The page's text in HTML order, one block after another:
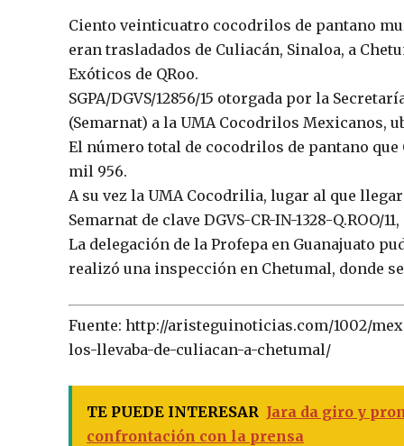
Ciento veinticuatro cocodrilos de pantano
eran trasladados de Culiacán, Sinaloa, a
Exóticos de QRoo.
SGPA/DGVS/12856/15 otorgada por la
(Semarnat) a la UMA Cocodrilos Mexicanos,
El número total de cocodrilos de pantano
mil 956.
A su vez la UMA Cocodrilia, lugar al que
Semarnat de clave DGVS-CR-IN-1328-Q.ROO/
La delegación de la Profepa en Guanajuato
realizó una inspección en Chetumal, donde
Fuente: http://aristeguinoticias.com/1002/
los-llevaba-de-culiacan-a-chetumal/
TE PUEDE INTERESAR Jara da giro y
confrontación con la prensa